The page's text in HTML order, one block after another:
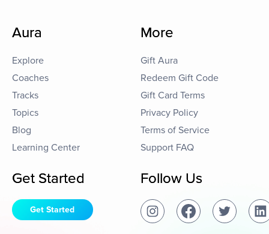
Aura
Explore
Coaches
Tracks
Topics
Blog
Learning Center
More
Gift Aura
Redeem Gift Code
Gift Card Terms
Privacy Policy
Terms of Service
Support FAQ
Get Started
Get Started
Follow Us